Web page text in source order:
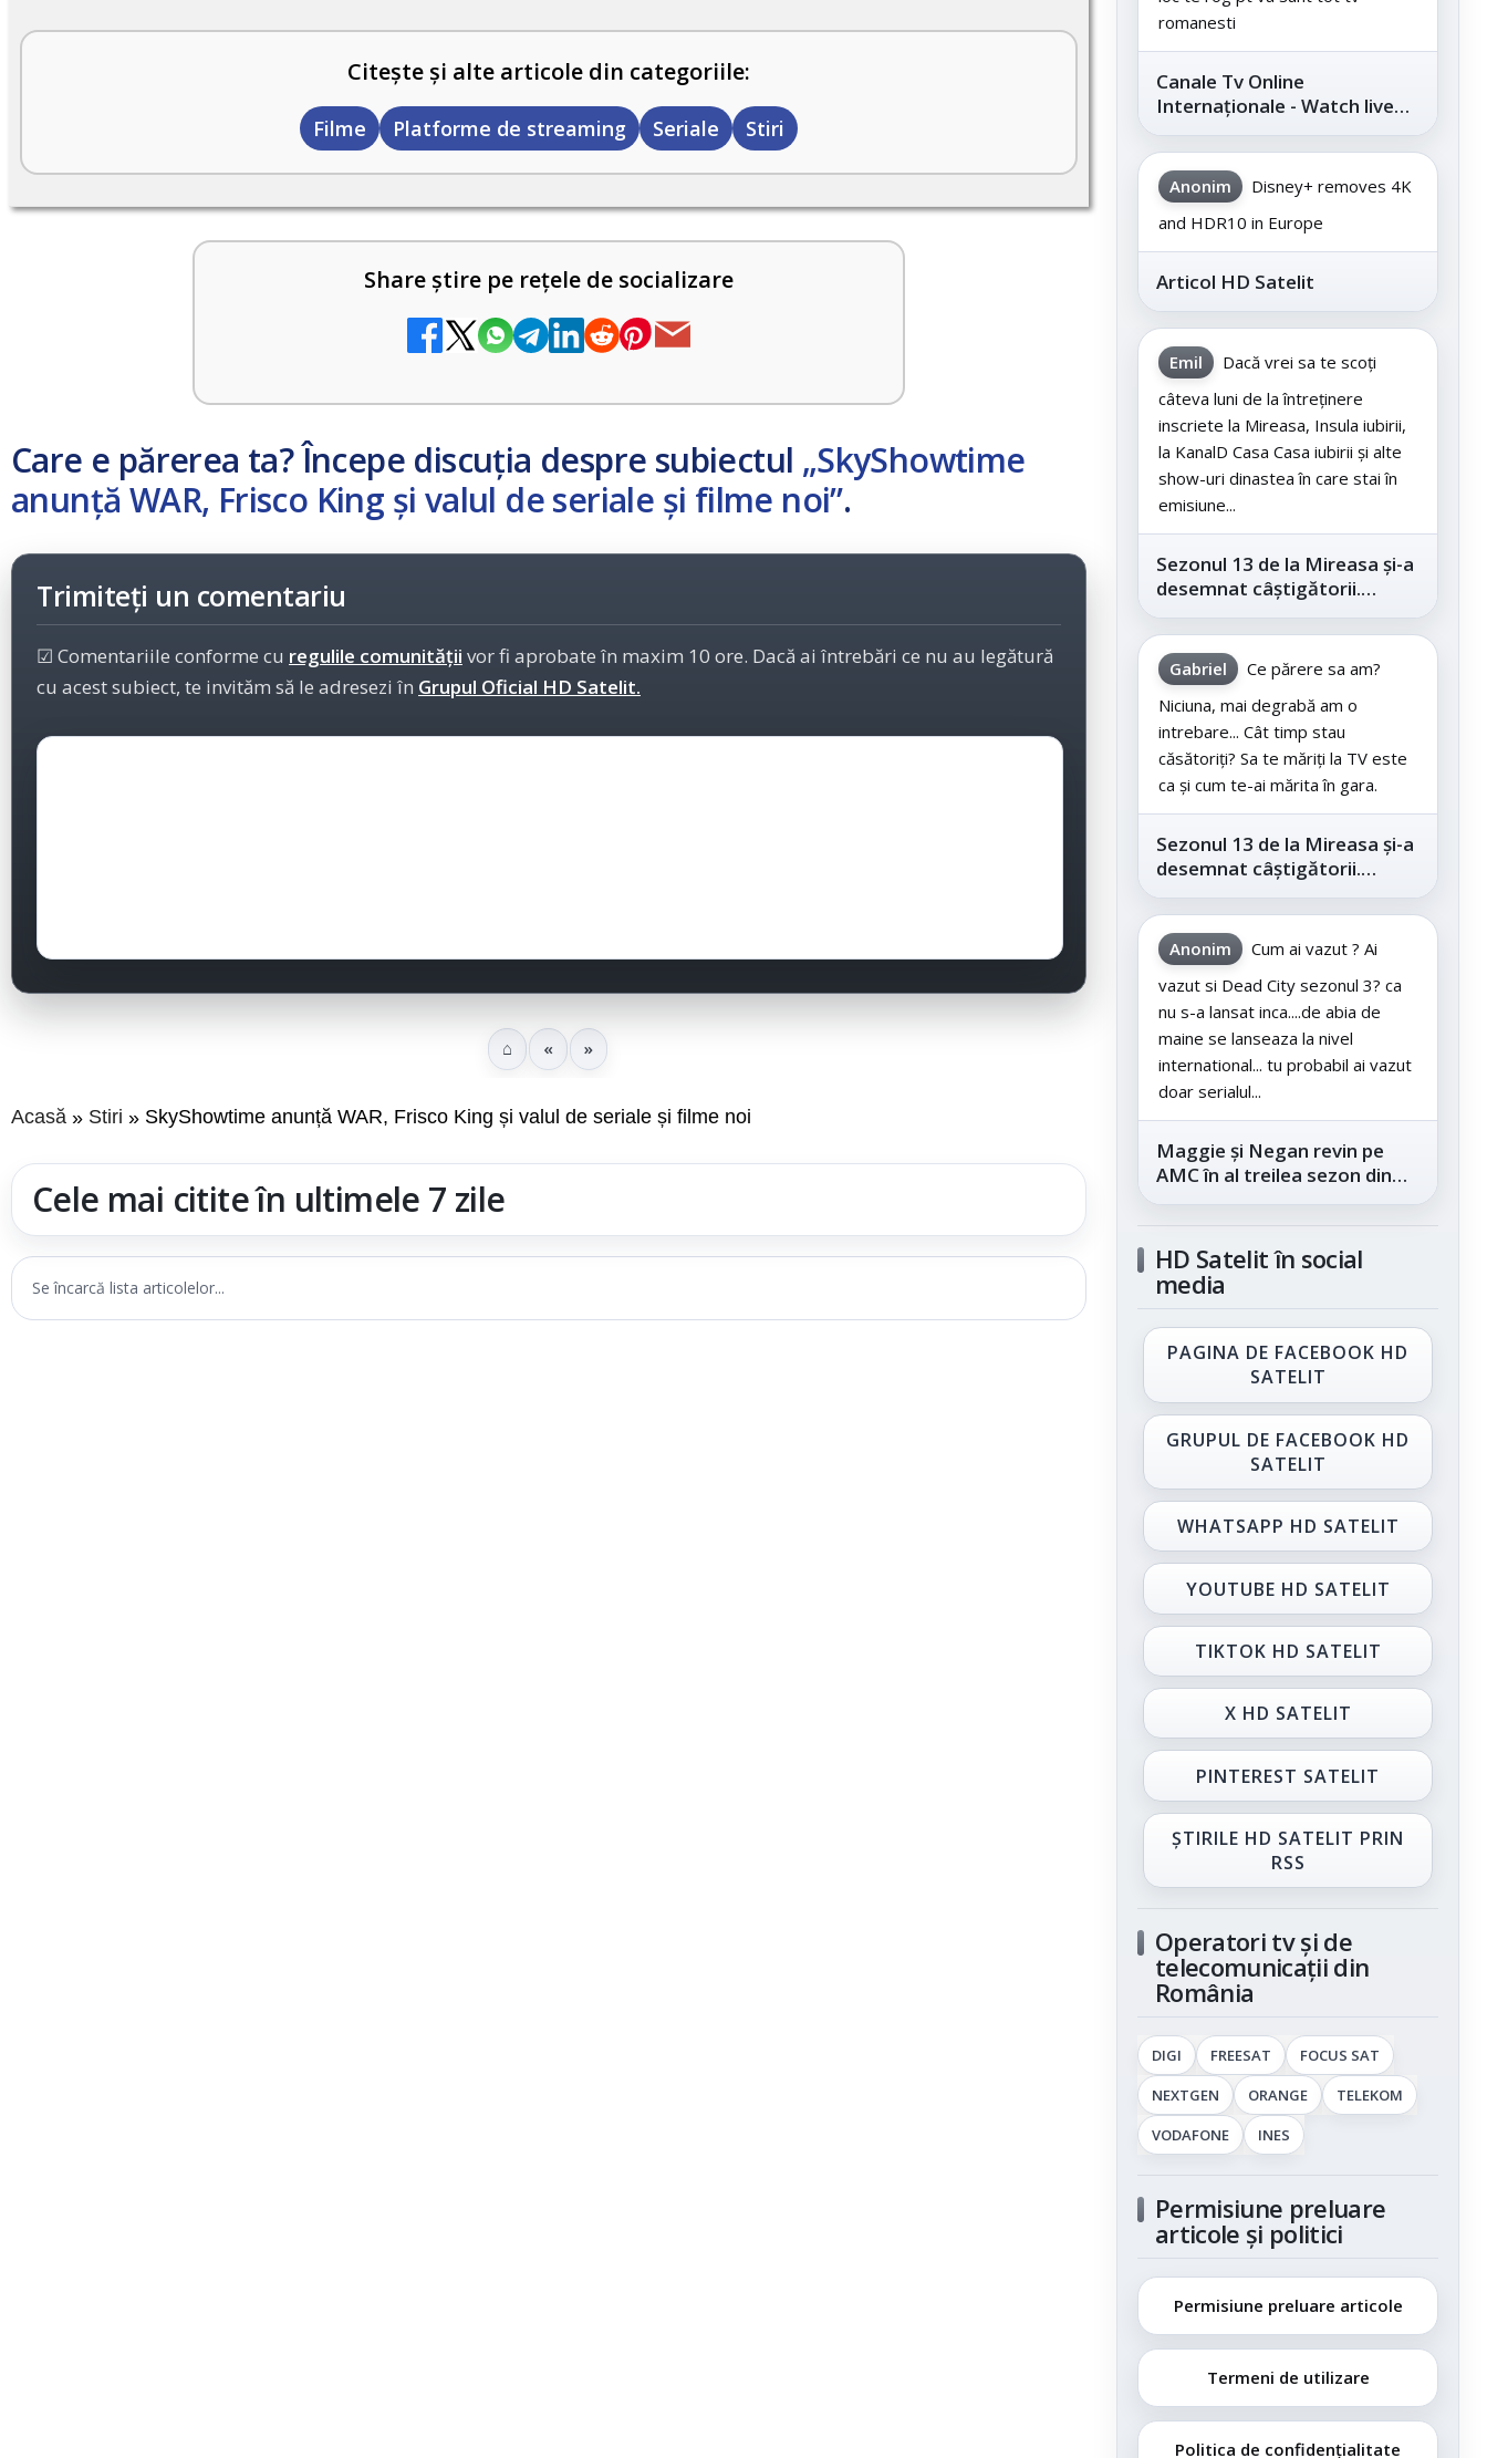
Citește și alte articole din categoriile:
Filme Platforme de streaming Seriale Stiri
Share știre pe rețele de socializare
Care e părerea ta? Începe discuția despre subiectul „SkyShowtime
anunță WAR, Frisco King și valul de seriale și filme noi”.
Trimiteți un comentariu
☑ Comentariile conforme cu regulile comunității vor fi aprobate în maxim 10 ore. Dacă ai întrebări ce nu au legătură
cu acest subiect, te invităm să le adresezi în Grupul Oficial HD Satelit.
⌂ « »
Acasă Stiri SkyShowtime anunță WAR, Frisco King și valul de seriale și filme noi
Cele mai citite în ultimele 7 zile
Se încarcă lista articolelor...
romanesti
Canale Tv Online
Internaționale - Watch live
channels legally
Anonim
Disney+ removes 4K
and HDR10 in Europe
Articol HD Satelit
Emil
Dacă vrei sa te scoți
câteva luni de la întreținere
inscriete la Mireasa, Insula iubirii,
la KanalD Casa Casa iubirii și alte
show-uri dinastea în care stai în
emisiune...
Sezonul 13 de la Mireasa și-a
desemnat câștigătorii.
Telespectatorii au decis care
este...
Gabriel
Ce părere sa am?
Niciuna, mai degrabă am o
intrebare... Cât timp stau
căsătoriți? Sa te măriți la TV este
ca și cum te-ai mărita în gara.
Sezonul 13 de la Mireasa și-a
desemnat câștigătorii.
Telespectatorii au decis care
este...
Anonim
Cum ai vazut ? Ai
vazut si Dead City sezonul 3? ca
nu s-a lansat inca....de abia de
maine se lanseaza la nivel
international... tu probabil ai vazut
doar serialul...
Maggie și Negan revin pe
AMC în al treilea sezon din
„The Walking Dead: Dead
HD Satelit în social
media
PAGINA DE FACEBOOK HD
SATELIT
GRUPUL DE FACEBOOK HD
SATELIT
WHATSAPP HD SATELIT
YOUTUBE HD SATELIT
TIKTOK HD SATELIT
X HD SATELIT
PINTEREST SATELIT
ȘTIRILE HD SATELIT PRIN
RSS
Operatori tv și de
telecomunicații din
România
DIGI FREESAT
FOCUS SAT
NEXTGEN
ORANGE
TELEKOM
VODAFONE
INES
Permisiune preluare
articole și politici
Permisiune preluare articole
Termeni de utilizare
Politica de confidențialitate